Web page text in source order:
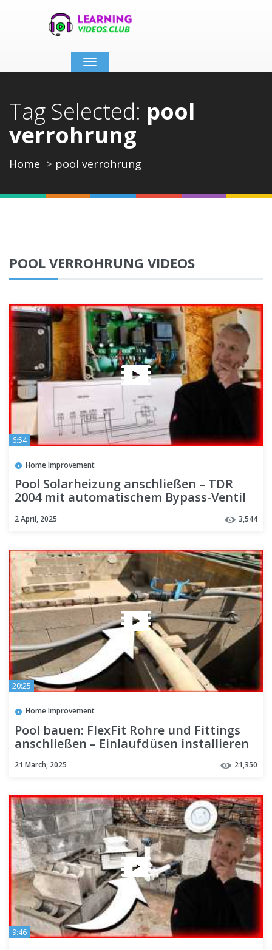
Toggle
navigation
Tag Selected: pool
verrohrung
Home pool verrohrung
POOL VERROHRUNG VIDEOS
6:54
Home Improvement
Pool Solarheizung anschließen – TDR
2004 mit automatischem Bypass-Ventil
2 April, 2025 3,544
20:25
Home Improvement
Pool bauen: FlexFit Rohre und Fittings
anschließen – Einlaufdüsen installieren
21 March, 2025 21,350
9:46